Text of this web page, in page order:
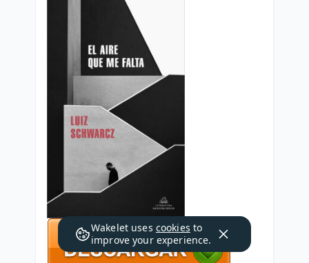
Wakelet uses cookies to
improve your experience.